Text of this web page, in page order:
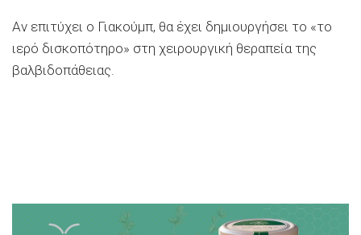
Αν επιτύχει ο Γιακούμπ, θα έχει δημιουργήσει το «το
ιερό δισκοπότηρο» στη χειρουργική θεραπεία της
βαλβιδοπάθειας.